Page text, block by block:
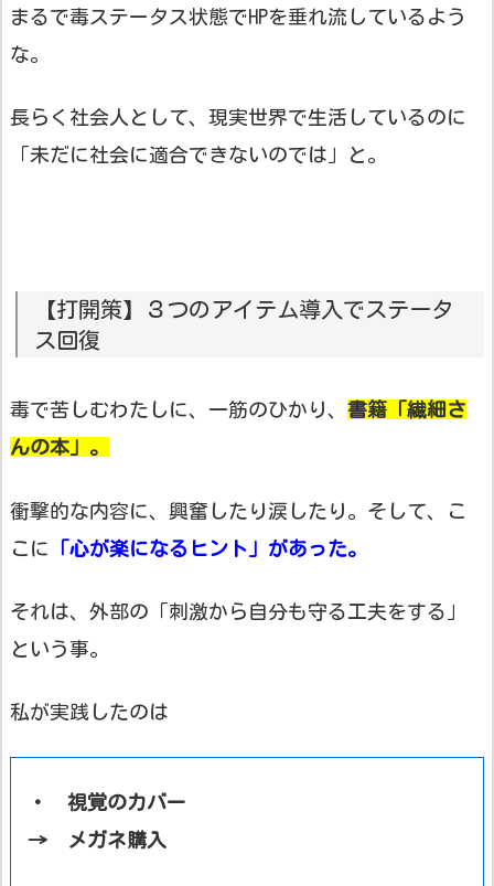
まるで毒ステータス状態でHPを垂れ流しているよう
な。
長らく社会人として、現実世界で生活しているのに
「未だに社会に適合できないのでは」と。
【打開策】３つのアイテム導入でステータ
ス回復
毒で苦しむわたしに、一筋のひかり、 書籍「繊細さ
んの本」。
衝撃的な内容に、興奮したり涙したり。そして、こ
こに
「心が楽になるヒント」があった。
それは、外部の「刺激から自分も守る工夫をする」
という事。
私が実践したのは
・ 視覚のカバー
→ メガネ購入